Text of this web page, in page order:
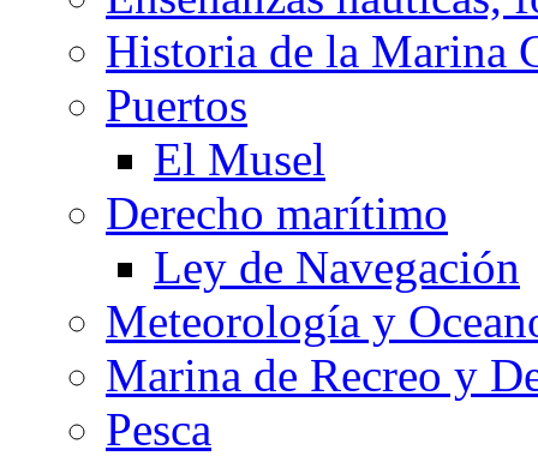
Historia de la Marina
Puertos
El Musel
Derecho marítimo
Ley de Navegación
Meteorología y
Marina de Recreo y
Pesca